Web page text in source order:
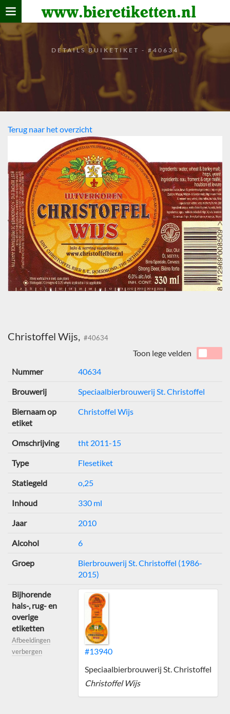
www.bieretiketten.nl
Home
verzamelen
De bierkaart
Bezoekers
DETAILS BUIKETIKET - #40634
Terug naar het overzicht
Christoffel Wijs, #40634
Toon lege velden
Nummer
40634
Brouwerij Speciaalbierbrouwerij St. Christoffel
Biernaam op
etiket
Christoffel Wijs
Omschrijving tht 2011-15
Type Flesetiket
Statiegeld o,25
Inhoud 330 ml
Jaar 2010
Alcohol 6
Groep
Bierbrouwerij St. Christoffel (1986-
2015)
Bijhorende
hals-, rug- en
overige
etiketten
Afbeeldingen
verbergen
#13940
Speciaalbierbrouwerij St. Christoffel
Christoffel Wijs